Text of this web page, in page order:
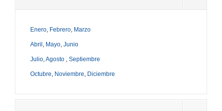
Enero, Febrero, Marzo
Abril , Mayo, Junio
Julio,Agosto , Septiembre
Octubre, Noviembre, Diciembre